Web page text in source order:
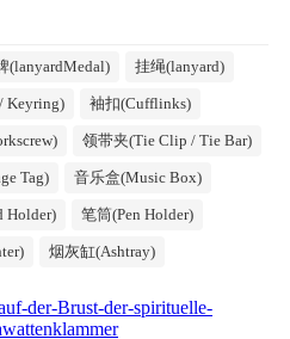
(lanyardMedal) 挂绳(lanyard)
Keyring) 袖扣(Cufflinks)
领带夹(Tie Clip / Tie Bar)
Tag) 音乐盒(Music Box)
Holder) 笔筒(Pen Holder)
烟灰缸(Ashtray)